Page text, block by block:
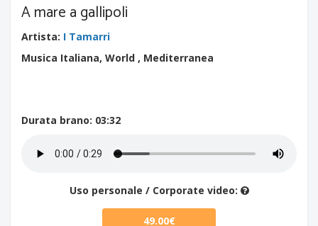
A mare a gallipoli
Artista: I Tamarri
Musica Italiana, World , Mediterranea
Durata brano: 03:32
Uso personale / Corporate video:
49.00€